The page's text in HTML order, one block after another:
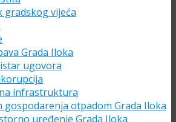
gradskog vijeća
Grada Iloka
ugovora
infrastruktura
gospodarenja otpadom Grada Iloka
uređenje Grada Iloka